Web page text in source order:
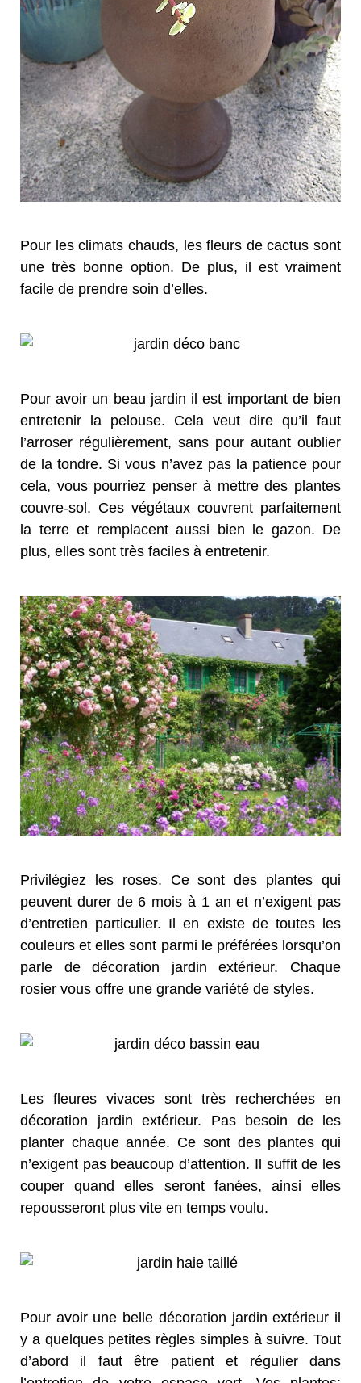
Pour les climats chauds, les fleurs de cactus sont
une très bonne option. De plus, il est vraiment
facile de prendre soin d’elles.
Pour avoir un beau jardin il est important de bien
entretenir la pelouse. Cela veut dire qu’il faut
l’arroser régulièrement, sans pour autant oublier
de la tondre. Si vous n’avez pas la patience pour
cela, vous pourriez penser à mettre des plantes
couvre-sol. Ces végétaux couvrent parfaitement
la terre et remplacent aussi bien le gazon. De
plus, elles sont très faciles à entretenir.
Privilégiez les roses. Ce sont des plantes qui
peuvent durer de 6 mois à 1 an et n’exigent pas
d’entretien particulier. Il en existe de toutes les
couleurs et elles sont parmi le préférées lorsqu’on
parle de décoration jardin extérieur. Chaque
rosier vous offre une grande variété de styles.
Les fleures vivaces sont très recherchées en
décoration jardin extérieur. Pas besoin de les
planter chaque année. Ce sont des plantes qui
n’exigent pas beaucoup d’attention. Il suffit de les
couper quand elles seront fanées, ainsi elles
repousseront plus vite en temps voulu.
Pour avoir une belle décoration jardin extérieur il
y a quelques petites règles simples à suivre. Tout
d’abord il faut être patient et régulier dans